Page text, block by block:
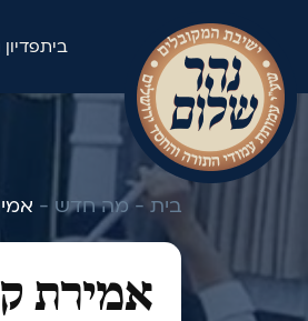
בית
בית -מה חדש -
אמירת